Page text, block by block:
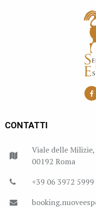
CONTATTI
Viale delle Milizie,
00192 Roma
+39 06 3972 5999